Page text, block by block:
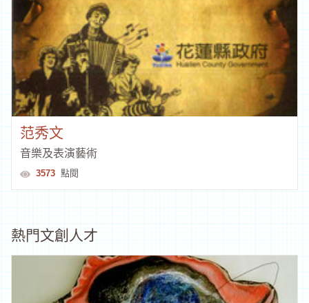
范秀文
音樂及表演藝術
3573 點閱
熱門文創人才